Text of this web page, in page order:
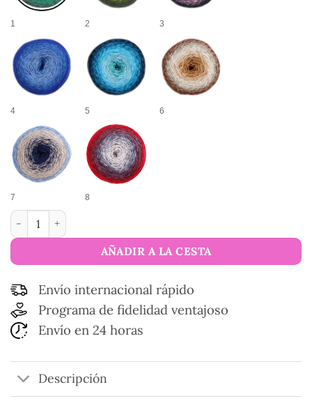
1 2 3
4 5 6
7 8
Hilo de algodón multicolor Amazone cantidad
AÑADIR A LA CESTA
Envío internacional rápido
Programa de fidelidad ventajoso
Envío en 24 horas
Descripción